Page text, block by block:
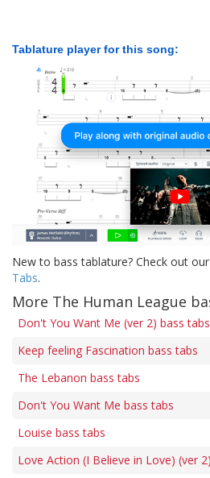
Tablature player for this song:
New to bass tablature? Check out
Tabs.
More The Human League
Don't You Want Me (ver 2) bass tabs
Keep feeling Fascination bass tabs
The Lebanon bass tabs
Don't You Want Me bass tabs
Louise bass tabs
Love Action (I Believe in Love) (ver